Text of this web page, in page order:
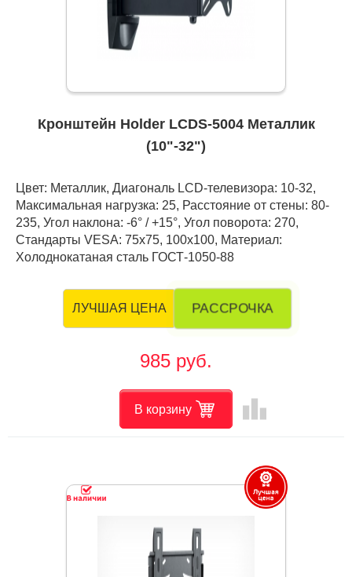
Кронштейн Holder LCDS-5004 Металлик
(10"-32")
Цвет: Металлик, Диагональ LCD-телевизора: 10-32,
Максимальная нагрузка: 25, Расстояние от стены: 80-
235, Угол наклона: -6° / +15°, Угол поворота: 270,
Стандарты VESA: 75x75, 100x100, Материал:
Холоднокатаная сталь ГОСТ-1050-88
ЛУЧШАЯ ЦЕНА РАССРОЧКА
985 руб.
В корзину leaderboard